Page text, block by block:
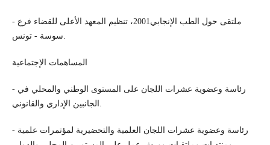
- ملتقى حول الطب الإنجابي2001، تنظيم المعهد الأعلى للقضاء فرع
المساهمات الإجتماعية
- رئاسة وعضوية عشرات اللجان على المستوى الوطني والمحلي في
- رئاسة وعضوية عشرات اللجان العلمية والتحضيرية لمؤتمرات علمية